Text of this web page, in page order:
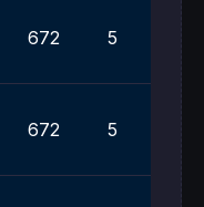
672 5
672 5